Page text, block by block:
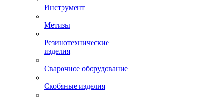
Инструмент
Метизы
Резинотехнические
изделия
Сварочное оборудование
Скобяные изделия